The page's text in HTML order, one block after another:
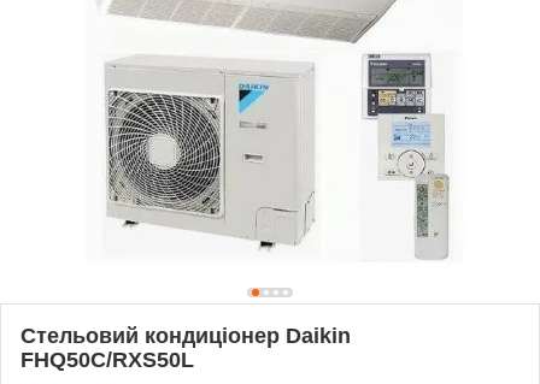
Стельовий кондиціонер Daikin
FHQ50C/RXS50L